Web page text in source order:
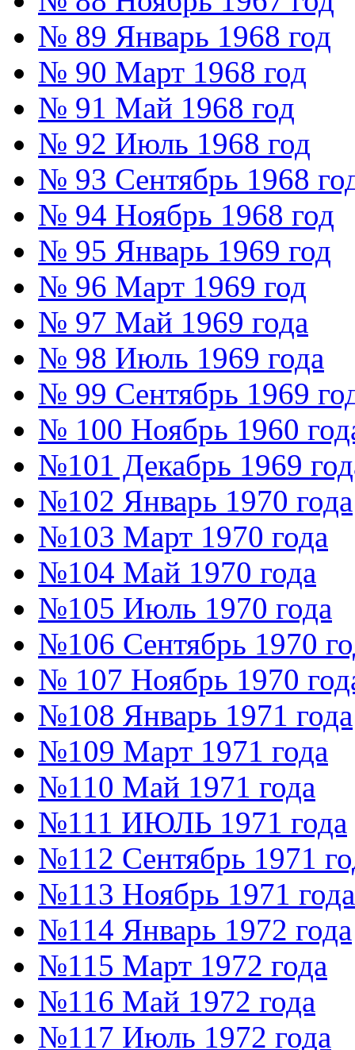
№ 89 Январь 1968 год
№ 90 Март 1968 год
№ 91 Май 1968 год
№ 92 Июль 1968 год
№ 93 Сентябрь 1968
№ 94 Ноябрь 1968 год
№ 95 Январь 1969 год
№ 96 Март 1969 год
№ 97 Май 1969 года
№ 98 Июль 1969 года
№ 99 Сентябрь 1969
№ 100 Ноябрь 1960
№101 Декабрь 1969
№102 Январь 1970 года
№103 Март 1970 года
№104 Май 1970 года
№105 Июль 1970 года
№106 Сентябрь 1970
№ 107 Ноябрь 1970
№108 Январь 1971 года
№109 Март 1971 года
№110 Май 1971 года
№111 ИЮЛЬ 1971 года
№112 Сентябрь 1971
№113 Ноябрь 1971 года
№114 Январь 1972 года
№115 Март 1972 года
№116 Май 1972 года
№117 Июль 1972 года